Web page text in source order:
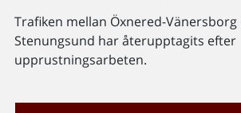
Trafiken mellan Öxnered-Vänersborg
Stenungsund har återupptagits efter
upprustningsarbeten.